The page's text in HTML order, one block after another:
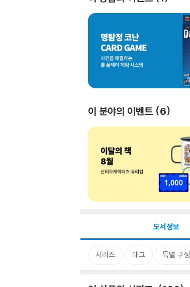
이 분야의 이벤트 6
도서정보
시리즈 태그 특별 구성